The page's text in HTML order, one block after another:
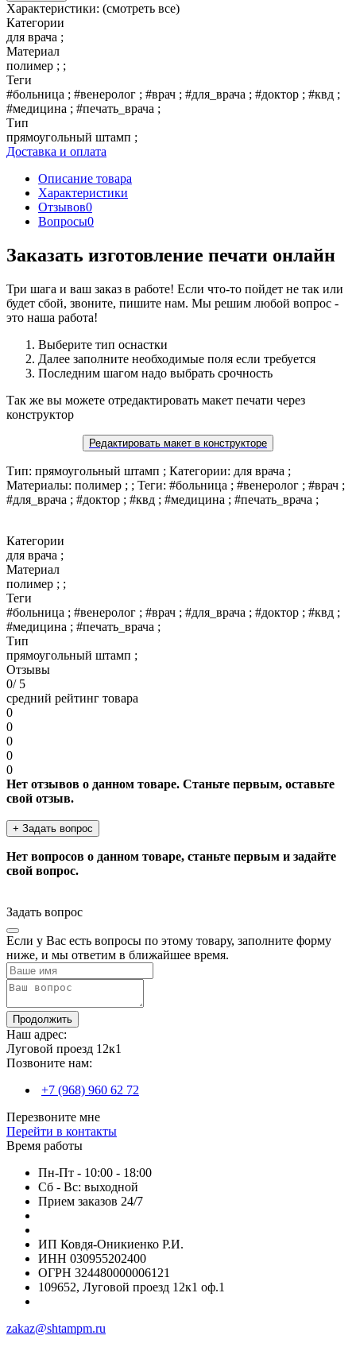
Характеристики: (смотреть все)
Категории
для врача ;
Материал
полимер ; ;
Теги
#больница ; #венеролог ; #врач ; #для_врача ; #доктор ; #квд ;
#медицина ; #печать_врача ;
Тип
прямоугольный штамп ;
Доставка и оплата
Описание товара
Характеристики
Отзывов0
Вопросы0
Заказать изготовление печати онлайн
Три шага и ваш заказ в работе! Если что-то пойдет не так или
будет сбой, звоните, пишите нам. Мы решим любой вопрос -
это наша работа!
Выберите тип оснастки
Далее заполните необходимые поля если требуется
Последним шагом надо выбрать срочность
Так же вы можете отредактировать макет печати через
конструктор
Редактировать макет в конструкторе
Тип: прямоугольный штамп ; Категории: для врача ;
Материалы: полимер ; ; Теги: #больница ; #венеролог ; #врач ;
#для_врача ; #доктор ; #квд ; #медицина ; #печать_врача ;
Категории
для врача ;
Материал
полимер ; ;
Теги
#больница ; #венеролог ; #врач ; #для_врача ; #доктор ; #квд ;
#медицина ; #печать_врача ;
Тип
прямоугольный штамп ;
Отзывы
0/ 5
средний рейтинг товара
0
0
0
0
0
Нет отзывов о данном товаре. Станьте первым, оставьте
свой отзыв.
+ Задать вопрос
Нет вопросов о данном товаре, станьте первым и задайте
свой вопрос.
Задать вопрос
Если у Вас есть вопросы по этому товару, заполните форму
ниже, и мы ответим в ближайшее время.
Продолжить
Наш адрес:
Луговой проезд 12к1
Позвоните нам:
+7 (968) 960 62 72
Перезвоните мне
Перейти в контакты
Время работы
Пн-Пт - 10:00 - 18:00
Сб - Вс: выходной
Прием заказов 24/7
ИП Ковдя-Оникиенко Р.И.
ИНН 030955202400
ОГРН 324480000006121
109652, Луговой проезд 12к1 оф.1
zakaz@shtampm.ru